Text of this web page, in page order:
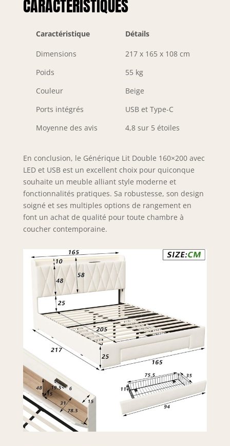
CARACTÉRISTIQUES
Caractéristique Détails
Dimensions
217 x 165 x 108 cm
Poids
55 kg
Couleur
Beige
Ports intégrés
USB et Type-C
Moyenne des avis
4,8 sur 5 étoiles
En conclusion, le Générique Lit Double 160×200 avec
LED et USB est un excellent choix pour quiconque
souhaite un meuble alliant style moderne et
fonctionnalités pratiques. Sa robustesse, son design
soigné et ses multiples options de rangement en
font un achat de qualité pour toute chambre à
coucher contemporaine.